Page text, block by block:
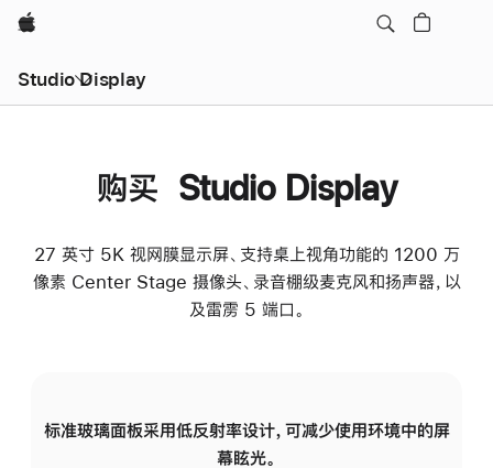
Apple
Studio Display
购买 Studio Display
27 英寸 5K 视网膜显示屏、支持桌上视角功能的 1200 万
像素 Center Stage 摄像头、录音棚级麦克风和扬声器，以
及雷雳 5 端口。
标准玻璃面板采用低反射率设计，可减少使用环境中的屏
幕眩光。